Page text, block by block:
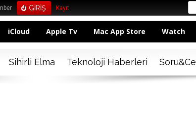
Kayıt
iCloud Apple Tv Mac App Store Watch
Sihirli Elma Teknoloji Haberleri